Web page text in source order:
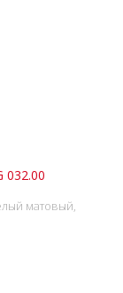
032.00
матовый,